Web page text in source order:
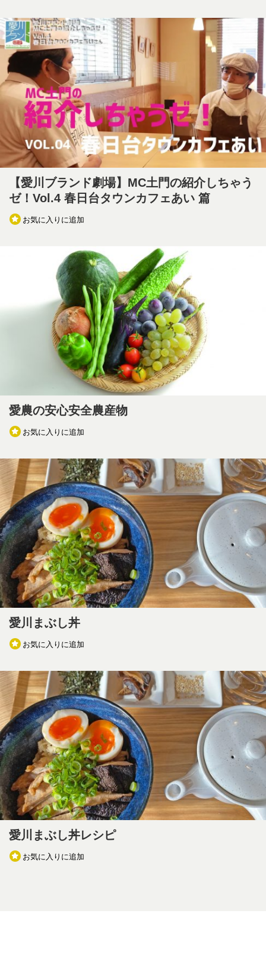
【愛川ブランド劇場】MC土門の紹介しちゃう
ゼ！Vol.4 春日台タウンカフェあい 篇
お気に入りに追加
愛農の安心安全農産物
お気に入りに追加
愛川まぶし丼
お気に入りに追加
愛川まぶし丼レシピ
お気に入りに追加